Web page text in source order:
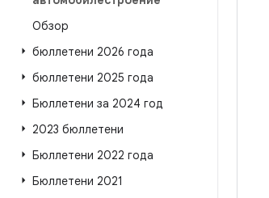
Обзор
бюллетени 2026 года
бюллетени 2025 года
Бюллетени за 2024 год
2023 бюллетени
Бюллетени 2022 года
Бюллетени 2021